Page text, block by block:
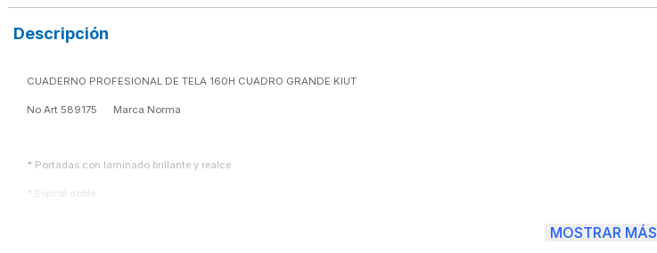
Descripción
CUADERNO PROFESIONAL DE TELA 160H CUADRO GRANDE KIUT
No Art 589175      Marca Norma
* Portadas con laminado brillante y realce
* Espiral doble
MOSTRAR MÁS